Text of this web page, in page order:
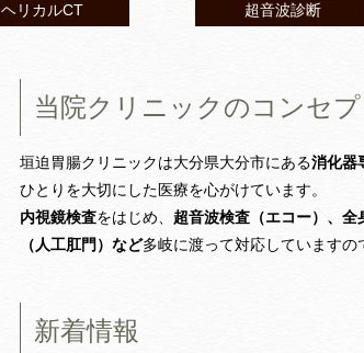
ヘリカルCT 超音波診断
当院クリニックのコンセプ
垣迫胃腸クリニックは大分県大分市にある消化器
ひとりを大切にした医療を心がけています。
内視鏡検査をはじめ、 超音波検査（エコー）、
（人工肛門）など多岐に渡って対応していますの
新着情報